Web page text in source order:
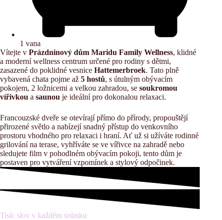
1 vana
Vítejte v Prázdninový dům Maridu Family Wellness, klidné
a moderní wellness centrum určené pro rodiny s dětmi,
zasazené do poklidné vesnice Hattemerbroek. Tato plně
vybavená chata pojme až 5 hostů, s útulným obývacím
pokojem, 2 ložnicemi a velkou zahradou, se soukromou
vířivkou a saunou je ideální pro dokonalou relaxaci.
Francouzské dveře se otevírají přímo do přírody, propouštějí
přirozené světlo a nabízejí snadný přístup do venkovního
prostoru vhodného pro relaxaci i hraní. Ať už si užíváte rodinné
grilování na terase, vyhříváte se ve vířivce na zahradě nebo
sledujete film v pohodlném obývacím pokoji, tento dům je
postaven pro vytváření vzpomínek a stylový odpočinek.
Tisíc slov v každém snímku